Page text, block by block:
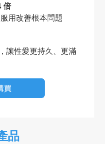
倍
用改善根本問題
讓性愛更持久、更滿
買
品